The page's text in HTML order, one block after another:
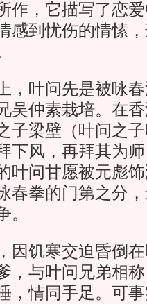
作，它描写了恋
感到忧伤的情愫
叶问先是被咏春
吴仲素栽培。在
子梁壁（叶问之
下风，再拜其为
叶问甘愿被元彪
春拳的门第之分
。
饥寒交迫昏倒在
，与叶问兄弟相
，情同手足。可